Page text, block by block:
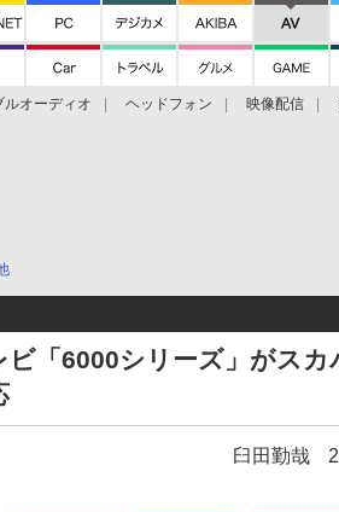
ルオーディオ ヘッドフォン 映像配信
ビ「6000シリーズ」がスカ
臼田勤哉